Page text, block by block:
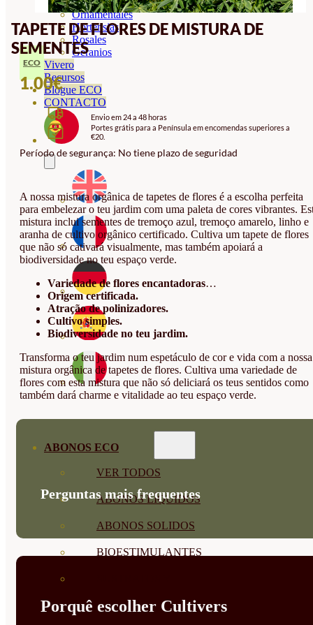
Ornamentales
Hortensias
Rosales
Geranios
Vivero
Recursos
Blogue ECO
CONTACTO
ABONOS ECO
VER TODOS
ABONOS LÍQUIDOS
ABONOS SOLIDOS
BIOESTIMULANTES
DECORATIVAS
TAPETE DE FLORES DE MISTURA DE
SEMENTES
ECO
1.00€
Envio em 24 a 48 horas
Portes grátis para a Península em encomendas superiores a
€20.
Período de segurança: No tiene plazo de seguridad
A nossa mistura orgânica de tapetes de flores é a escolha perfeita
para embelezar o teu jardim com uma paleta de cores vibrantes.
mistura inclui sementes de tremoço azul, tremoço amarelo, linho e
aranha de cultivo orgânico certificado. Cultiva um tapete de flores
que não só cativará visualmente, mas também apoiará a
biodiversidade no teu espaço verde.
Variedade de flores encantadoras…
Origem certificada.
Atração de polinizadores.
Cultivo simples.
Biodiversidade no teu jardim.
Transforma o teu jardim num espetáculo de cor e vida com a nossa
mistura orgânica de tapetes de flores. Cultiva uma variedade de
flores com esta mistura que não só deliciará os teus sentidos como
também dará charme e vitalidade ao teu espaço verde.
Perguntas mais frequentes
Porquê escolher Cultivers